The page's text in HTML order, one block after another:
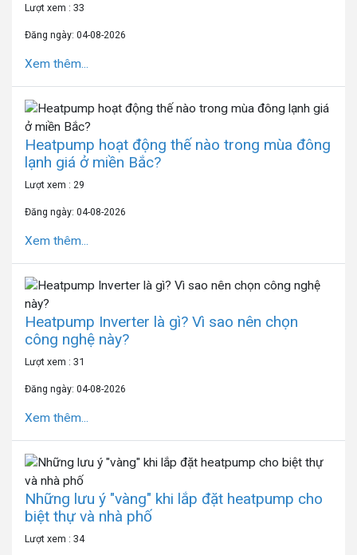
Lượt xem : 33
Đăng ngày: 04-08-2026
Xem thêm...
Heatpump hoạt động thế nào trong mùa đông
lạnh giá ở miền Bắc?
Lượt xem : 29
Đăng ngày: 04-08-2026
Xem thêm...
Heatpump Inverter là gì? Vì sao nên chọn
công nghệ này?
Lượt xem : 31
Đăng ngày: 04-08-2026
Xem thêm...
Những lưu ý "vàng" khi lắp đặt heatpump cho
biệt thự và nhà phố
Lượt xem : 34